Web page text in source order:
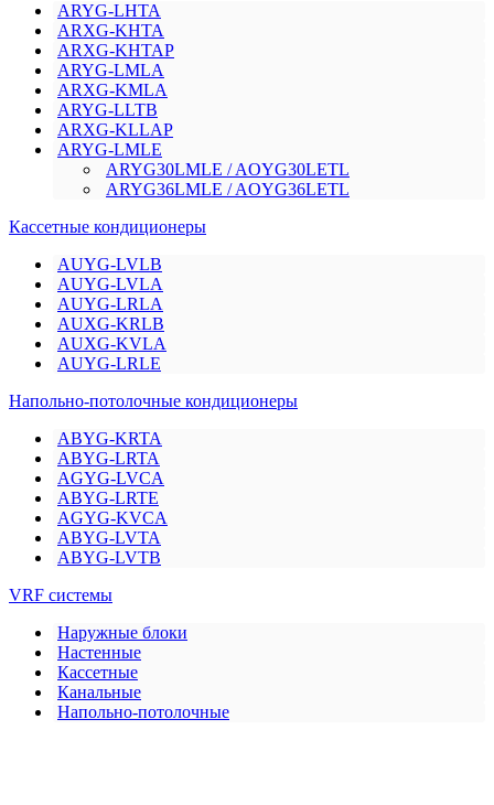
ARYG-LHTA
ARXG-KHTA
ARXG-KHTAP
ARYG-LMLA
ARXG-KMLA
ARYG-LLTB
ARXG-KLLAP
ARYG-LMLE
ARYG30LMLE / AOYG30LETL
ARYG36LMLE / AOYG36LETL
Кассетные кондиционеры
AUYG-LVLB
AUYG-LVLA
AUYG-LRLA
AUXG-KRLB
AUXG-KVLA
AUYG-LRLE
Напольно-потолочные кондиционеры
ABYG-KRTA
ABYG-LRTA
AGYG-LVCA
ABYG-LRTE
AGYG-KVCA
ABYG-LVTA
ABYG-LVTB
VRF системы
Наружные блоки
Настенные
Кассетные
Канальные
Напольно-потолочные